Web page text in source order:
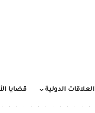
العلاقات الدولية قضايا